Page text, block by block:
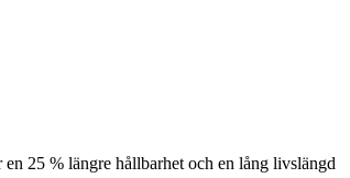
25 % längre hållbarhet och en lång livslängd